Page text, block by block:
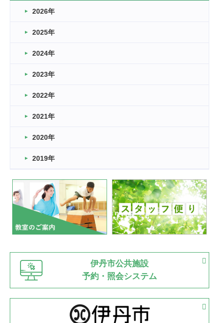
2026.03.16
車いすバスケとRくんのお話
卒業・卒園の季節★
2026.03.11
緑ケ丘体育館
2022.11.03
緑ケ丘体育館
いたっぼーる大会☆彡
緑ケ丘体育館
2022.07.03
市内総合体育大会が開始
緑ケ丘体育館 猪名川運動広場
古池運動広場
2022.06.12
県知事杯争奪バレーボール大会が開催
緑ケ丘体育館
2022.05.05
体育協会長杯 バドミントン競技の部
2026年
2025年
2024年
2023年
2022年
2021年
2020年
2019年
伊丹市公共施設
予約・照会システム